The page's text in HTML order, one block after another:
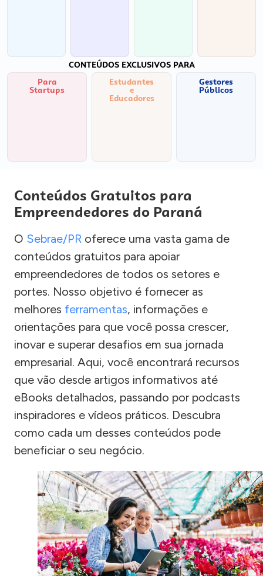
CONTEÚDOS EXCLUSIVOS PARA
Para
Startups
Estudantes
e
Educadores
Gestores
Públicos
Conteúdos Gratuitos para
Empreendedores do Paraná
O Sebrae/PR oferece uma vasta gama de
conteúdos gratuitos para apoiar
empreendedores de todos os setores e
portes. Nosso objetivo é fornecer as
melhores ferramentas, informações e
orientações para que você possa crescer,
inovar e superar desafios em sua jornada
empresarial. Aqui, você encontrará recursos
que vão desde artigos informativos até
eBooks detalhados, passando por podcasts
inspiradores e vídeos práticos. Descubra
como cada um desses conteúdos pode
beneficiar o seu negócio.